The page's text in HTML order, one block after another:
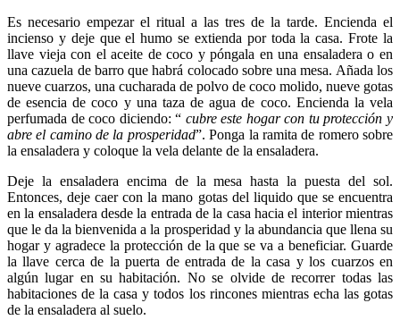
Es necesario empezar el ritual a las tres de la tarde. Encienda el
incienso y deje que el humo se extienda por toda la casa. Frote la
llave vieja con el aceite de coco y póngala en una ensaladera o en
una cazuela de barro que habrá colocado sobre una mesa. Añada los
nueve cuarzos, una cucharada de polvo de coco molido, nueve gotas
de esencia de coco y una taza de agua de coco. Encienda la vela
perfumada de coco diciendo: “ cubre este hogar con tu protección y
abre el camino de la prosperidad”. Ponga la ramita de romero sobre
la ensaladera y coloque la vela delante de la ensaladera.
Deje la ensaladera encima de la mesa hasta la puesta del sol.
Entonces, deje caer con la mano gotas del liquido que se encuentra
en la ensaladera desde la entrada de la casa hacia el interior mientras
que le da la bienvenida a la prosperidad y la abundancia que llena su
hogar y agradece la protección de la que se va a beneficiar. Guarde
la llave cerca de la puerta de entrada de la casa y los cuarzos en
algún lugar en su habitación. No se olvide de recorrer todas las
habitaciones de la casa y todos los rincones mientras echa las gotas
de la ensaladera al suelo.